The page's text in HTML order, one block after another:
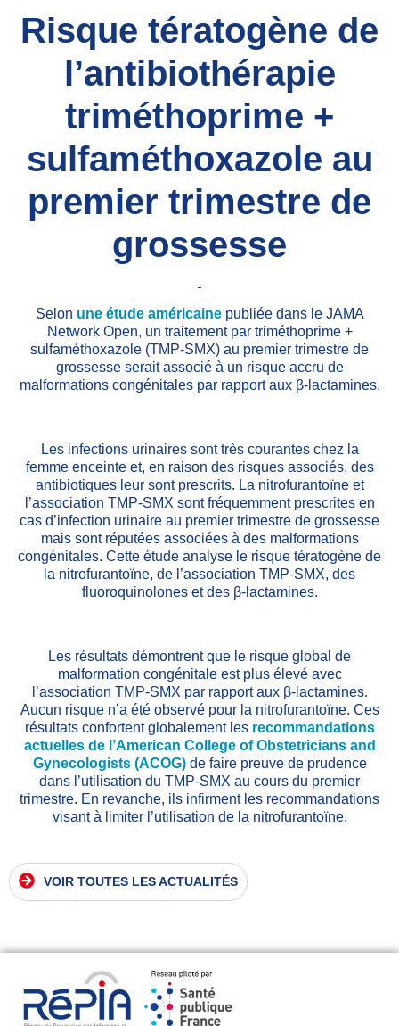
Risque tératogène de
l’antibiothérapie
triméthoprime +
sulfaméthoxazole au
premier trimestre de
grossesse
Selon une étude américainepubliée dans le JAMA
Network Open, un traitement par triméthoprime +
sulfaméthoxazole (TMP-SMX) au premier trimestre de
grossesse serait associé à un risque accru de
malformations congénitales par rapport aux β-lactamines.
Les infections urinaires sont très courantes chez la
femme enceinte et, en raison des risques associés, des
antibiotiques leur sont prescrits. La nitrofurantoïne et
l’association TMP-SMX sont fréquemment prescrites en
cas d’infection urinaire au premier trimestre de grossesse
mais sont réputées associées à des malformations
congénitales. Cette étude analyse le risque tératogène de
la nitrofurantoïne, de l’association TMP-SMX, des
fluoroquinolones et des β-lactamines.
Les résultats démontrent que le risque global de
malformation congénitale est plus élevé avec
l’association TMP-SMX par rapport aux β-lactamines.
Aucun risque n’a été observé pour la nitrofurantoïne. Ces
résultats confortent globalement les recommandations
actuelles de l’American College of Obstetricians and
Gynecologists (ACOG)de faire preuve de prudence
dans l’utilisation du TMP-SMX au cours du premier
trimestre. En revanche, ils infirment les recommandations
visant à limiter l’utilisation de la nitrofurantoïne.
VOIR TOUTES LES ACTUALITÉS